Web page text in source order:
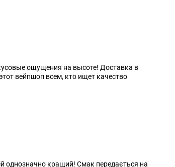
ощущения на высоте! Доставка в
вейпшоп всем, кто ищет качество
однозначно кращий! Смак передається на